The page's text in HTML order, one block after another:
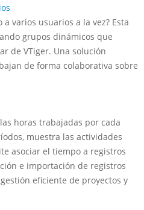
varios usuarios a la vez? Esta
grupos dinámicos que
de VTiger. Una solución
de forma colaborativa sobre
horas trabajadas por cada
muestra las actividades
asociar el tiempo a registros
e importación de registros
eficiente de proyectos y